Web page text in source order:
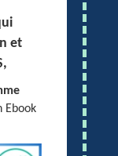
et
Ebook